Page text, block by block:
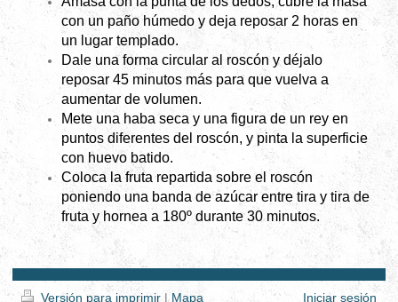
con un paño húmedo y deja reposar 2 horas en
un lugar templado.
Dale una forma circular al roscón y déjalo
reposar 45 minutos más para que vuelva a
aumentar de volumen.
Mete una haba seca y una figura de un rey en
puntos diferentes del roscón, y pinta la superficie
con huevo batido.
Coloca la fruta repartida sobre el roscón
poniendo una banda de azúcar entre tira y tira de
fruta y hornea a 180º durante 30 minutos.
Versión para imprimir | Mapa Iniciar sesión